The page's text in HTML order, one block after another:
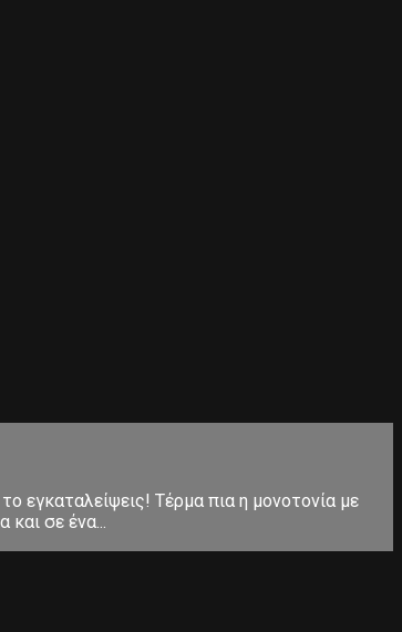
εγκαταλείψεις! Τέρμα πια η μονοτονία με
σε ένα...